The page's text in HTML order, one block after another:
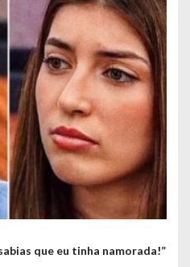
que eu tinha namorada!”